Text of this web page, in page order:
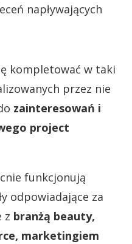
napływających
kompletować w taki
przez nie
zainteresowań i
project
funkcjonują
odpowiadające za
z branżą beauty,
marketingiem